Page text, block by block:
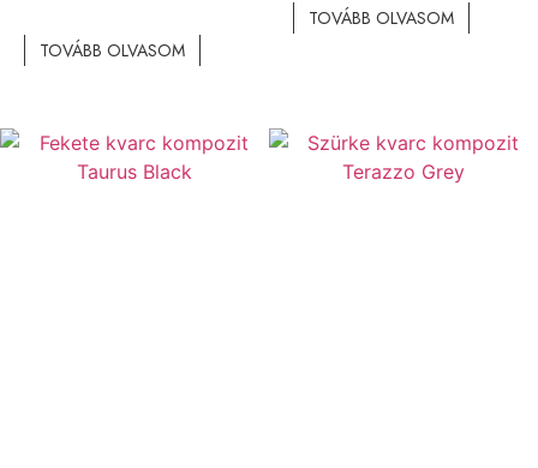
TOVÁBB OLVASOM
TOVÁBB OLVASOM